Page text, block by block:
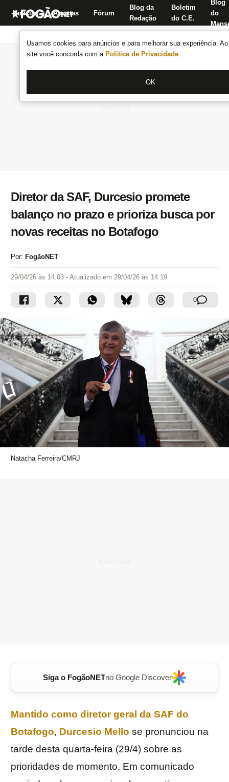
Usamos cookies para anúncios e para melhorar sua experiência.
site você concorda com a Política de Privacidade .
OK
Notícias Apostas Fórum
Blog da
Redação
Boletim
do C.E.
Blog
do
Diretor da SAF, Durcesio promete
balanço no prazo e prioriza busca por
novas receitas no Botafogo
Por: FogãoNET
29/04/26 às 14:03 - Atualizado em 29/04/26 às 14:19
0
Natacha Ferreira/CMRJ
Siga o FogãoNETno Google Discover
Mantido como diretor geral da SAF do
Botafogo, Durcesio Mello se pronunciou na
tarde desta quarta-feira (29/4) sobre as
prioridades de momento. Em comunicado